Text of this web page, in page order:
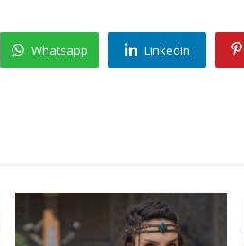
Whatsapp Linkedin